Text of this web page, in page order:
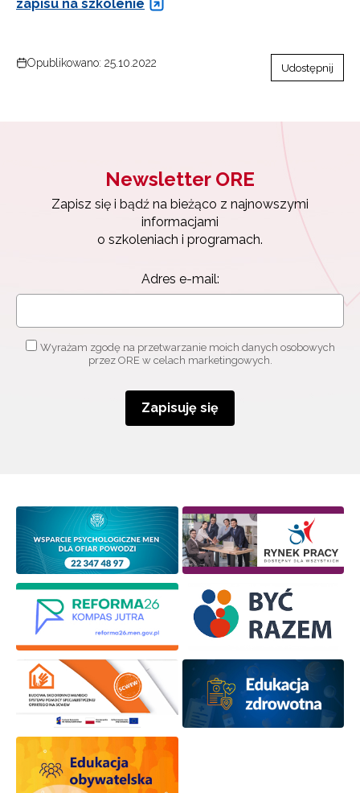
zapisu na szkolenie
Opublikowano: 25.10.2022 Udostępnij
Newsletter ORE
Zapisz się i bądź na bieżąco z najnowszymi
informacjami
o szkoleniach i programach.
Adres e-mail:
Wyrażam zgodę na przetwarzanie moich danych osobowych
przez ORE w celach marketingowych.
Zapisuję się
Adres e-mail:
Wyrażam zgodę na przetwarzanie moich danych
osobowych przez ORE w celach marketingowych.
Zapisuję się